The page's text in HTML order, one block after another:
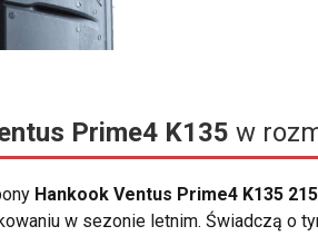
Prime4 K135 w
Hankook Ventus Prime4 K135
w sezonie letnim. Świadczą o